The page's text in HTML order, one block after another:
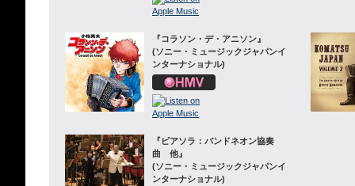
『コラソン・デ・アニソン』
(ソニー・ミュージックジャパンイ
ンターナショナル)
『ピアソラ：バンドネオン協奏
曲 他』
(ソニー・ミュージックジャパンイ
ンターナショナル)